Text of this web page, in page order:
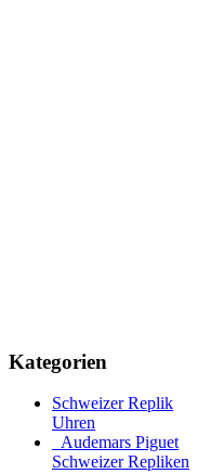
Kategorien
Schweizer Replik
Uhren
Audemars Piguet
Schweizer Repliken